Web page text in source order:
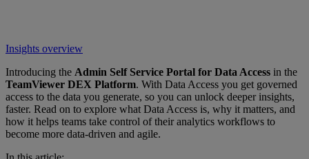
Insights overview
Introducing the Admin Self Service Portal for Data Access in the
TeamViewer DEX Platform. With Data Access you get governed
access to the data you generate, so you can unlock deeper insights,
faster. Read on to explore what Data Access is, why it matters, and
how it helps teams take control of their analytics workflows to
become more data-driven and agile.